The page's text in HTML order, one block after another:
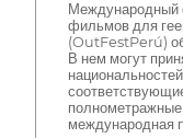
Международный
фильмов для
(OutFestPerú)
В нем могут
международная